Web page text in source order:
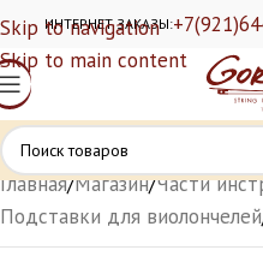
Skip to navigation
Skip to main content
ИНТЕРНЕТ ЗАКАЗЫ:
Главная/Магазин/Части
Подставки для виолончелей